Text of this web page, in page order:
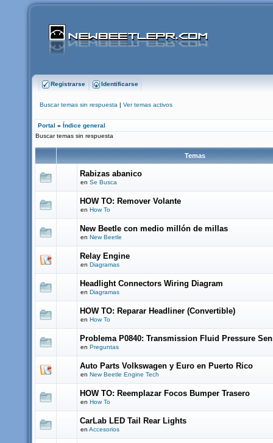
Registrarse Identificarse
Buscar temas sin respuesta | Ver temas activos
Portal » Índice general
Buscar temas sin respuesta
Temas
Rabizas abanico
en Se Busca
HOW TO: Remover Volante
en How To
New Beetle con medio millón de millas
en New Beetle
Relay Engine
en Diagramas
Headlight Connectors Wiring Diagram
en Diagramas
HOW TO: Reparar Headliner (Convertible)
en How To
Problema P0840: Transmission Fluid Pressure
en Preguntas
Auto Parts Volkswagen y Euro en Puerto Rico
en New Beetle Engine Tech
HOW TO: Reemplazar Focos Bumper Trasero
en How To
CarLab LED Tail Rear Lights
en Accesorios